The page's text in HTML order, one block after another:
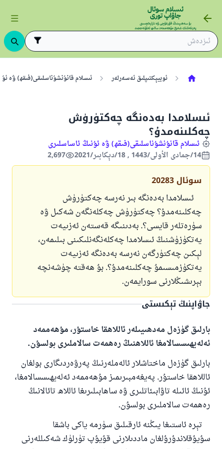
ئوبيېكتىپلىق ئەسەرلەر ئىسلام قانۇنشۇناسلىقى(فىقھ) ۋە
ئىسلامدا بەدەنگە چەكتۈرۈش
چەكلىنەمدۇ؟
ئىسلام قانۇنشۇناسلىقى(فىقھ) ۋە ئۇنىڭ ئاساسلىرى
14/جمادى الأولى/1443 , 18/دېكابىر/2021
2,697
سوئال 20283
ئىسلامدا بەدەنگە بىر نەرسە چەكتۈرۈش
چەكلىنەمدۇ؟ چەكتۈرۈش چەكلەنگەن شەكىل ۋە
سۈرەتلەر قايسى؟. بەدىنىگە قەستەن ئەزىيەت
يەتكۈزۈشنىڭ ئىسلامدا چەكلەنگەنلىكىنى بىلىمەن،
لېكىن چەكتۈرگەن نەرسە بەدەنگە ئەزىيەت
يەتكۈزمىسىمۇ چەكلىنەمدۇ؟. بۇ ھەقتە چۈشەنچە
بېرىشىڭلارنى سورايمەن.
جاۋاپنىڭ تېكىستى
بارلىق گۈزەل مەدھىيىلەر ئاللاھقا خاستۇر، مۇھەممەد
ئەلەيھىسسالامغا ئاللاھنىڭ رەھمەت سالاملىرى بولسۇن.
بارلىق گۈزەل ماختاشلار ئالەملەرنىڭ پەرۋەردىگارى بولغان
ئاللاھقا خاستۇر. پەيغەمبىرىمىز مۇھەممەد ئەلەيھىسسالامغا،
ئۇنىڭ ئائىلە تاۋابىئاتلىرى ۋە ساھابىلىرىغا ئاللاھ تائالانىڭ
رەھمەت سالاملىرى بولسۇن.
تېرە ئاستىغا يىڭنە ئارقىلىق سۈرمە ياكى باشقا
سۇيۇقلاندۇرۇلغان ماددىلارنى قۇيۇپ تۈرلۈك شەكىللەرنى